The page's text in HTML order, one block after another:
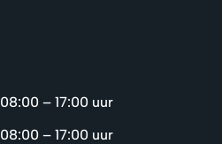
08:00 – 17:00 uur
08:00 – 17:00 uur